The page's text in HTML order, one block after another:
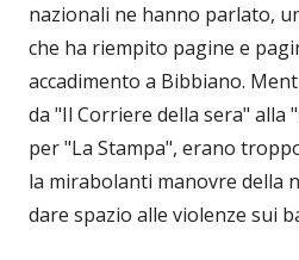
nazionali ne hanno parlato,
che ha riempito pagine e
accadimento a Bibbiano.
da "Il Corriere della sera" alla
per "La Stampa", erano
la mirabolanti manovre della
dare spazio alle violenze sui